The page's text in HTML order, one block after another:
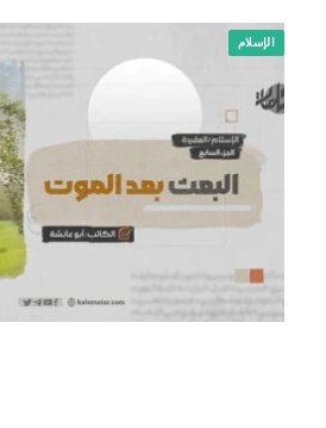
الإسلام